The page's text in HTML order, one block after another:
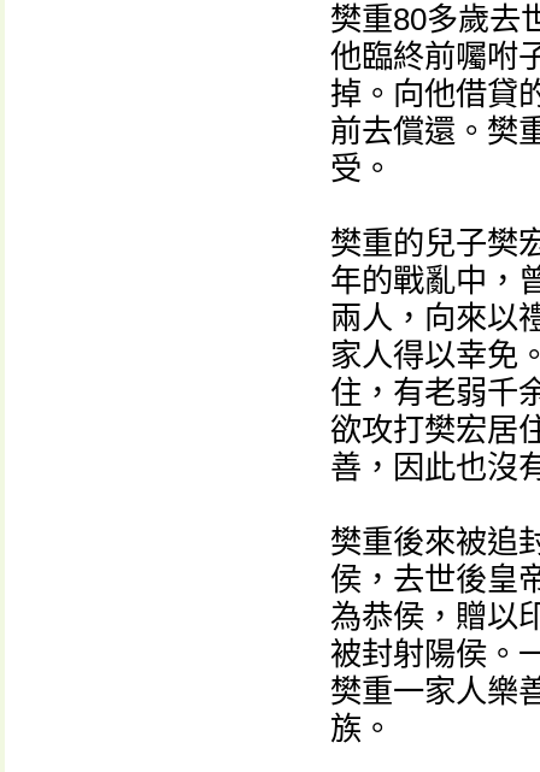
樊重80多歲去
他臨終前囑咐
掉。向他借貸
前去償還。樊
受。
樊重的兒子樊
年的戰亂中，
兩人，向來以
家人得以幸免
住，有老弱千
欲攻打樊宏居
善，因此也沒
樊重後來被追
侯，去世後皇
為恭侯，贈以
被封射陽侯。
樊重一家人樂
族。